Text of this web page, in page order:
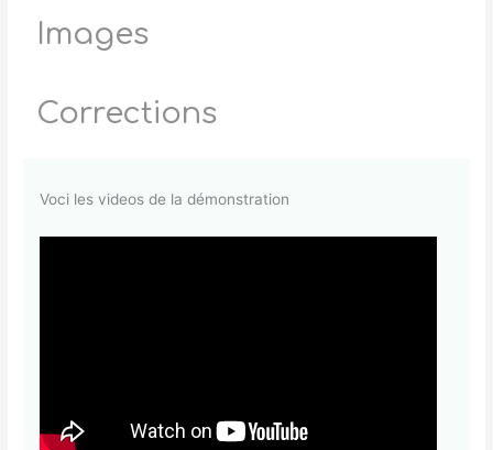
Images
Corrections
Voci les videos de la démonstration